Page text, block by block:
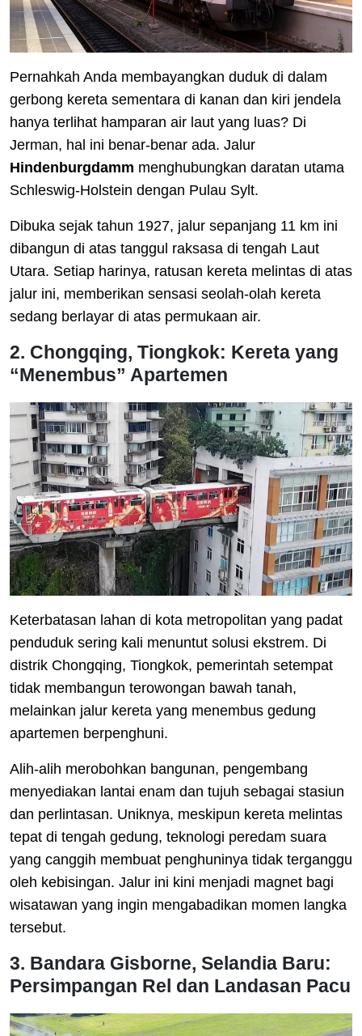
Pernahkah Anda membayangkan duduk di dalam
gerbong kereta sementara di kanan dan kiri jendela
hanya terlihat hamparan air laut yang luas? Di
Jerman, hal ini benar-benar ada. Jalur
Hindenburgdamm menghubungkan daratan utama
Schleswig-Holstein dengan Pulau Sylt.
Dibuka sejak tahun 1927, jalur sepanjang 11 km ini
dibangun di atas tanggul raksasa di tengah Laut
Utara. Setiap harinya, ratusan kereta melintas di atas
jalur ini, memberikan sensasi seolah-olah kereta
sedang berlayar di atas permukaan air.
2. Chongqing, Tiongkok: Kereta yang
“Menembus” Apartemen
Keterbatasan lahan di kota metropolitan yang padat
penduduk sering kali menuntut solusi ekstrem. Di
distrik Chongqing, Tiongkok, pemerintah setempat
tidak membangun terowongan bawah tanah,
melainkan jalur kereta yang menembus gedung
apartemen berpenghuni.
Alih-alih merobohkan bangunan, pengembang
menyediakan lantai enam dan tujuh sebagai stasiun
dan perlintasan. Uniknya, meskipun kereta melintas
tepat di tengah gedung, teknologi peredam suara
yang canggih membuat penghuninya tidak terganggu
oleh kebisingan. Jalur ini kini menjadi magnet bagi
wisatawan yang ingin mengabadikan momen langka
tersebut.
3. Bandara Gisborne, Selandia Baru:
Persimpangan Rel dan Landasan Pacu